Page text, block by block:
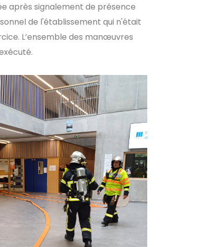
après signalement de présence
de l'établissement qui n'était
L’ensemble des manœuvres